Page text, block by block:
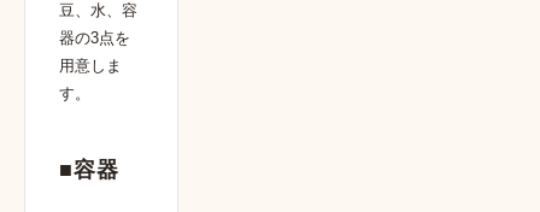
豆、水、容
器の3点を
用意しま
す。
■容器